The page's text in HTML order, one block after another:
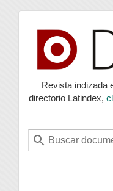
index
Revista indizada
directorio Latindex,